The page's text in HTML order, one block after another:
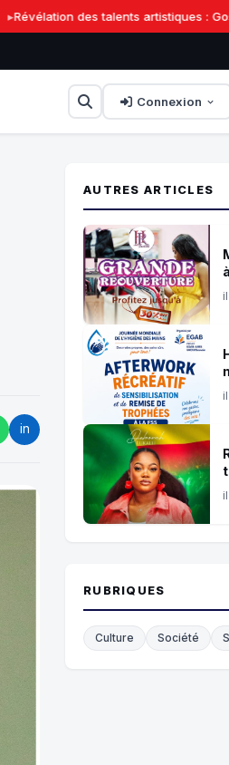
Révélation des talents artistiques :
Connexion
in
AUTRES ARTICLES
RUBRIQUES
Culture Société